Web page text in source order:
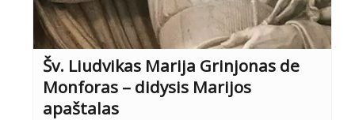
Šv. Liudvikas Marija Grinjonas de
Monforas – didysis Marijos
apaštalas